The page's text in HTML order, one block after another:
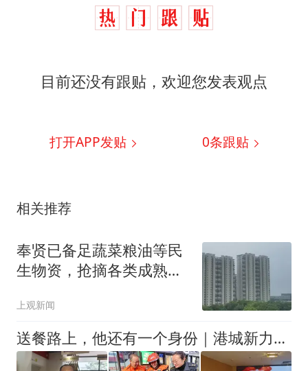
目前还没有跟贴，欢迎您发表观点
打开APP发贴 0条跟贴
相关推荐
奉贤已备足蔬菜粮油等民
生物资，抢摘各类成熟水
上观新闻
送餐路上，他还有一个身份｜港城新力量·奋进新风采